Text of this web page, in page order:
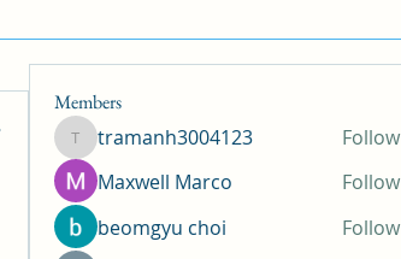
Members
tramanh3004123
tramanh3004123
Follow
Maxwell Marco
Follow
beomgyu choi
Follow